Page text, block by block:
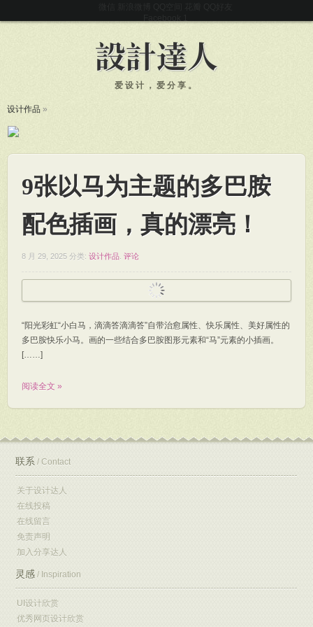
爱设计，爱分享。
设计作品 »
9张以马为主题的多巴胺
配色插画，真的漂亮！
8 月 29, 2025 分类: 设计作品 评论
“阳光彩虹“小白马，滴滴答滴滴答”自带治愈属性、快乐属性、美好属性的
多巴胺快乐小马。画的一些结合多巴胺图形元素和“马”元素的小插画。
[……]
阅读全文 »
联系 / Contact
关于设计达人
在线投稿
在线留言
免责声明
加入分享达人
灵感 / Inspiration
UI设计欣赏
优秀网页设计欣赏